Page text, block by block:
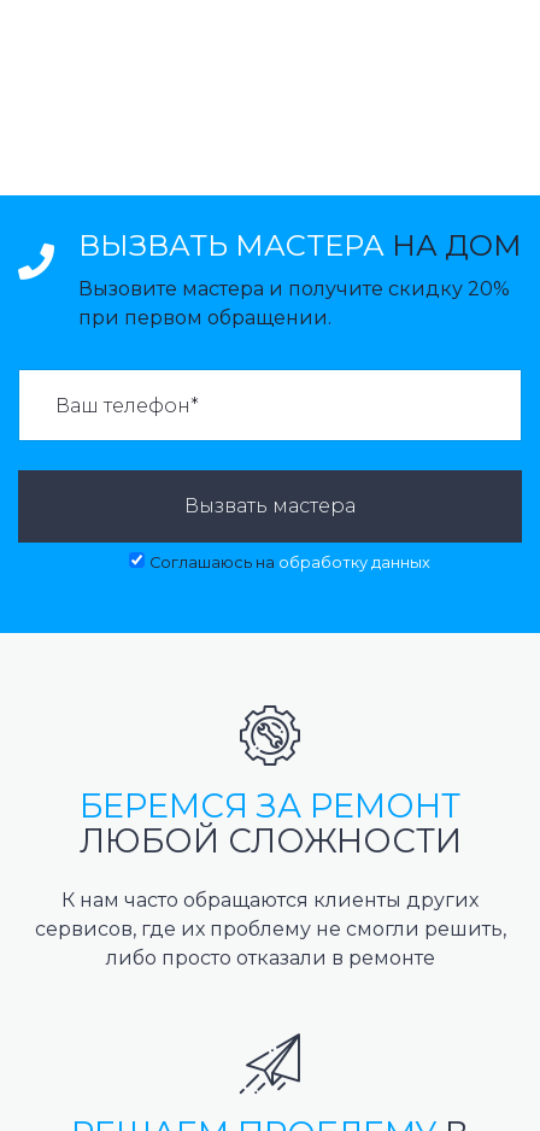
ВЫЗВАТЬ МАСТЕРА НА ДОМ
Вызовите мастера и получите скидку 20%
при первом обращении.
Вызвать мастера
Соглашаюсь на обработку данных
БЕРЕМСЯ ЗА РЕМОНТ
ЛЮБОЙ СЛОЖНОСТИ
К нам часто обращаются клиенты других
сервисов, где их проблему не смогли решить,
либо просто отказали в ремонте